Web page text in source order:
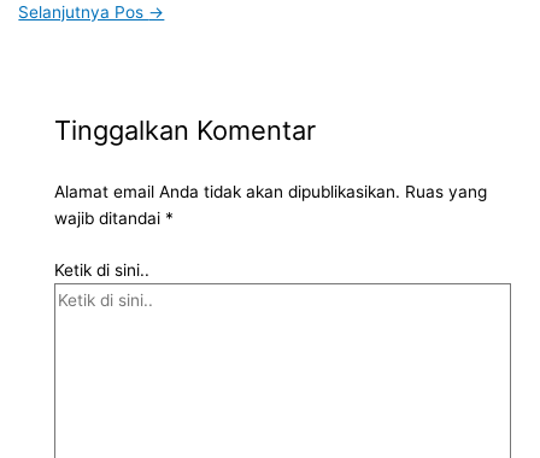
Selanjutnya Pos →
Tinggalkan Komentar
Alamat email Anda tidak akan dipublikasikan. Ruas yang
wajib ditandai *
Ketik di sini..